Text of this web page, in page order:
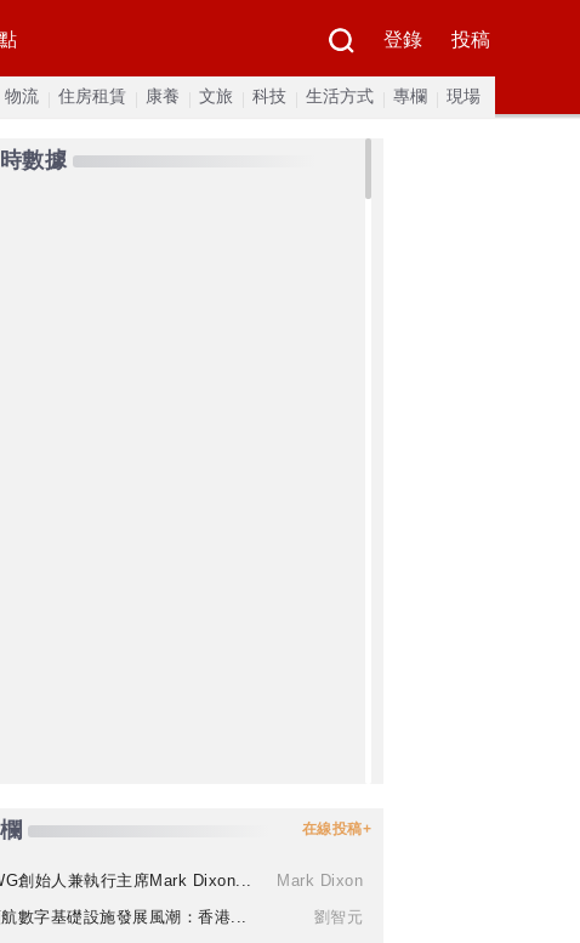
登錄 投稿
物流 住房租賃 康養 文旅 科技 生活方式 專欄 現場
數據
在線投稿+
創始人兼執行主席Mark Dixon...
Mark Dixon
數字基礎設施發展風潮：香港...
劉智元